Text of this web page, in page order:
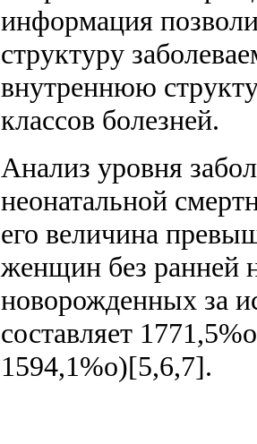
информация
структуру
внутреннюю
классов болезней.
Анализ уровня
неонатальной
его величина
женщин без ранней
новорожденных за
составляет
1594,1%о)[5,6,7].